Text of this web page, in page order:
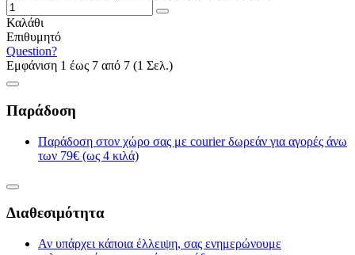
Καλάθι
Επιθυμητό
Question?
Εμφάνιση 1 έως 7 από 7 (1 Σελ.)
Παράδοση
Παράδοση στον χώρο σας με courier δωρεάν για αγορές άνω
των 79€ (ως 4 κιλά)
Διαθεσιμότητα
Αν υπάρχει κάποια έλλειψη, σας ενημερώνουμε